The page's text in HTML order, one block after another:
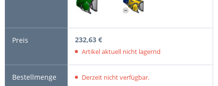
232,63 €
Artikel aktuell nicht lagernd
Derzeit nicht verfügbar.